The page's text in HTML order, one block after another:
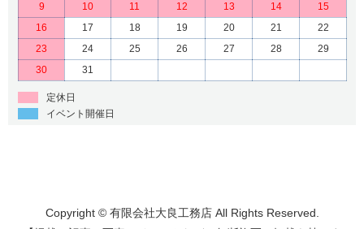
9
10 11 12 13 14
15
16
17 18 19 20 21
22
23
24 25 26 27 28
29
30
31
定休日
イベント開催日
Copyright © 有限会社大良工務店 All Rights Reserved.